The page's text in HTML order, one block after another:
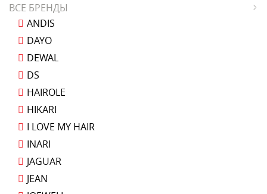
ВСЕ БРЕНДЫ
ANDIS
DAYO
DEWAL
DS
HAIROLE
HIKARI
I LOVE MY HAIR
INARI
JAGUAR
JEAN